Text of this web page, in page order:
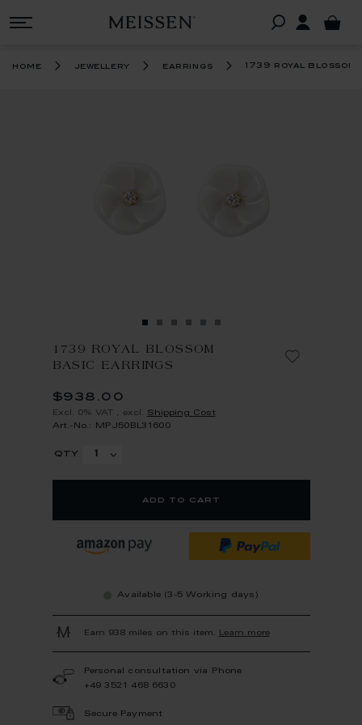
home jewellery earrings 1739 royal
1739 ROYAL BLOSSOM
BASIC EARRINGS
$938.00
Excl. 0% VAT excl. Shipping Cost
Art.-No.: MPJ50BL31600
qty
add to cart
Available (3-5 Working days)
Earn 938 miles on this item. Learn more
Personal consultation via Phone
+49 3521 468 6630
Secure Payment